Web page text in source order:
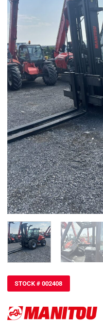
STOCK # 002408